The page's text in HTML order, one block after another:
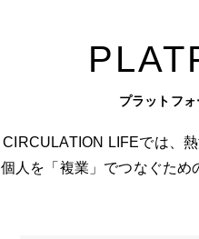
プラットフ
CIRCULATION LIFEでは、
個人を「複業」でつなぐため